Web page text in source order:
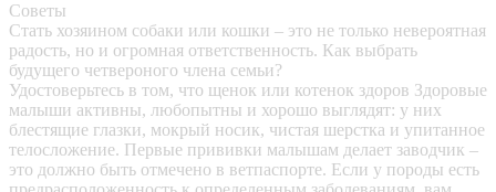
Советы
Стать хозяином собаки или кошки – это не только невероятная
радость, но и огромная ответственность. Как выбрать
будущего четвероного члена семьи?
Удостоверьтесь в том, что щенок или котенок здоров Здоровые
малыши активны, любопытны и хорошо выглядят: у них
блестящие глазки, мокрый носик, чистая шерстка и упитанное
телосложение. Первые прививки малышам делает заводчик –
это должно быть отмечено в ветпаспорте. Если у породы есть